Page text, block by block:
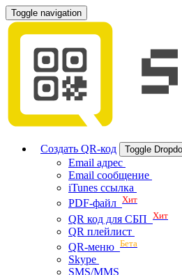
Toggle navigation
Создать QR-код Toggle
Email адрес
Email сообщение
iTunes ссылка
PDF-файл Хит
QR код для СБП Хит
QR плейлист
QR-меню Бета
Skype
SMS/MMS